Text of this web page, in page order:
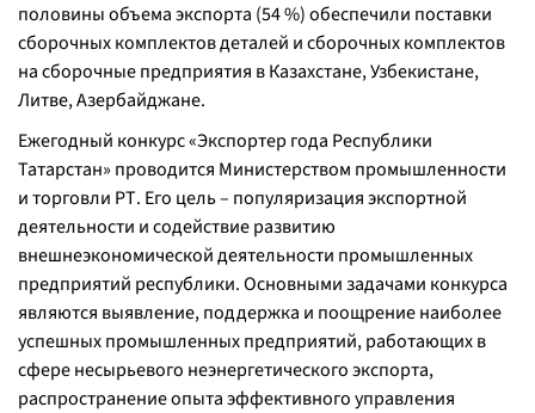
половины объема экспорта (54 %) обеспечили поставки
сборочных комплектов деталей и сборочных комплектов
на сборочные предприятия в Казахстане, Узбекистане,
Литве, Азербайджане.
Ежегодный конкурс «Экспортер года Республики
Татарстан» проводится Министерством промышленности
и торговли РТ. Его цель – популяризация экспортной
деятельности и содействие развитию
внешнеэкономической деятельности промышленных
предприятий республики. Основными задачами конкурса
являются выявление, поддержка и поощрение наиболее
успешных промышленных предприятий, работающих в
сфере несырьевого неэнергетического экспорта,
распространение опыта эффективного управления